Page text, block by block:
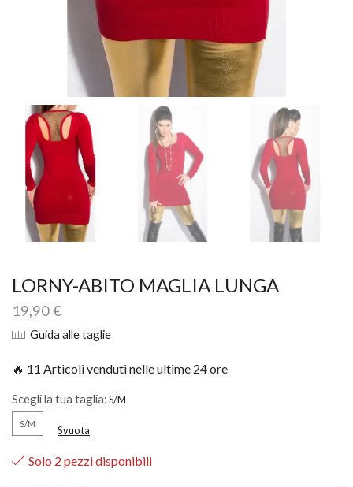
LORNY-ABITO MAGLIA LUNGA
19,90€
Guida alle taglie
🔥 11 Articoli venduti nelle ultime 24 ore
Scegli la tua taglia:
S/M Svuota
Solo 2 pezzi disponibili